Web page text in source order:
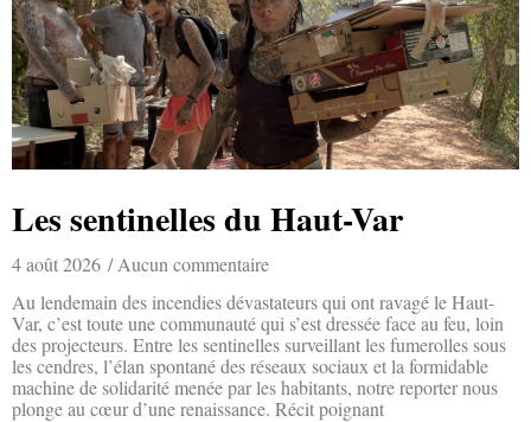
Les sentinelles du Haut-Var
4 août 2026
Aucun commentaire
Au lendemain des incendies dévastateurs qui ont ravagé le Haut-
Var, c’est toute une communauté qui s’est dressée face au feu, loin
des projecteurs. Entre les sentinelles surveillant les fumerolles sous
les cendres, l’élan spontané des réseaux sociaux et la formidable
machine de solidarité menée par les habitants, notre reporter nous
plonge au cœur d’une renaissance. Récit poignant